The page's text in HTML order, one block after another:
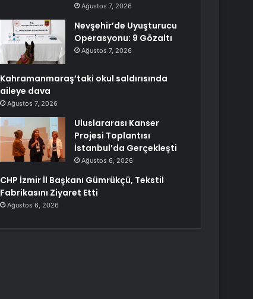
Ağustos 7, 2026
Nevşehir’de Uyuşturucu
Operasyonu: 9 Gözaltı
Ağustos 7, 2026
Kahramanmaraş’taki okul saldırısında
aileye dava
Ağustos 7, 2026
Uluslararası Kanser
Projesi Toplantısı
İstanbul’da Gerçekleşti
Ağustos 6, 2026
CHP İzmir İl Başkanı Gümrükçü, Tekstil
Fabrikasını Ziyaret Etti
Ağustos 6, 2026